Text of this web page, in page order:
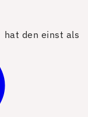
hat den einst als